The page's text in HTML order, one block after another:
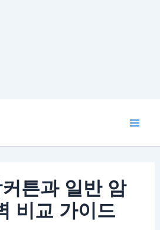
튼과 일반 암
비교 가이드